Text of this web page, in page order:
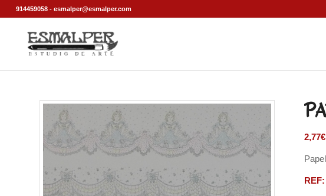
914459058 - esmalper@esmalper.com
2,77€
REF: